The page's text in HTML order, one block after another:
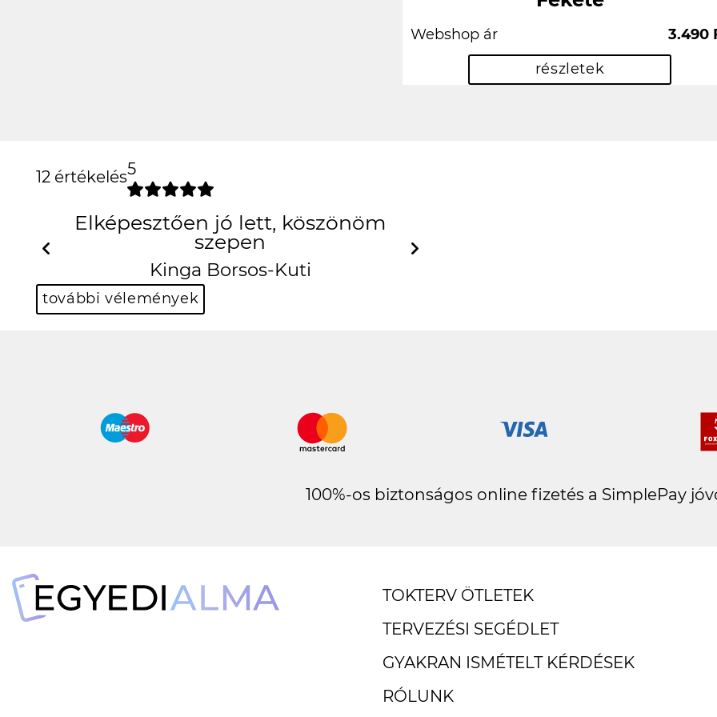
Webshop ár
3.490
részletek
12 értékelés5
Elképesztően jó lett, köszönöm szepen
Kinga Borsos-Kuti
további vélemények
100%-os biztonságos online fizetés a SimplePay
TOKTERV ÖTLETEK
TERVEZÉSI SEGÉDLET
GYAKRAN ISMÉTELT KÉRDÉSEK
RÓLUNK